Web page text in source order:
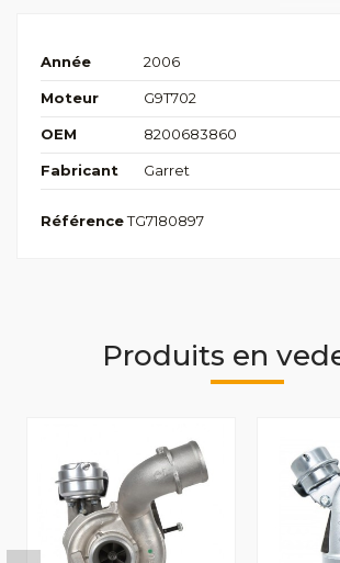
Année 2006
Moteur G9T702
OEM 8200683860
Fabricant Garret
RéférenceTG7180897
Produits en